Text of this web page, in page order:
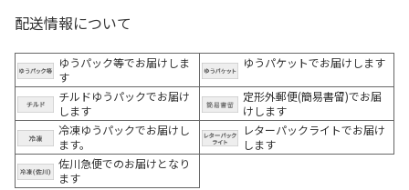
配送情報について
ゆうパック等でお届けしま
す
ゆうパケットでお届けします
チルドゆうパックでお届け
します
定形外郵便(簡易書留)でお届
けします
冷凍ゆうパックでお届けし
ます。
レターパックライトでお届け
します
佐川急便でのお届けとなり
ます